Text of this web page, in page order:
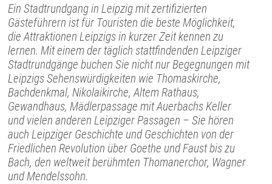
Ein Stadtrundgang in Leipzig mit zertifizierten
Gästeführern ist für Touristen die beste Möglichkeit,
die Attraktionen Leipzigs in kurzer Zeit kennen zu
lernen. Mit einem der täglich stattfindenden Leipziger
Stadtrundgänge buchen Sie nicht nur Begegnungen mit
Leipzigs Sehenswürdigkeiten wie Thomaskirche,
Bachdenkmal, Nikolaikirche, Altem Rathaus,
Gewandhaus, Mädlerpassage mit Auerbachs Keller
und vielen anderen Leipziger Passagen – Sie hören
auch Leipziger Geschichte und Geschichten von der
Friedlichen Revolution über Goethe und Faust bis zu
Bach, den weltweit berühmten Thomanerchor, Wagner
und Mendelssohn.